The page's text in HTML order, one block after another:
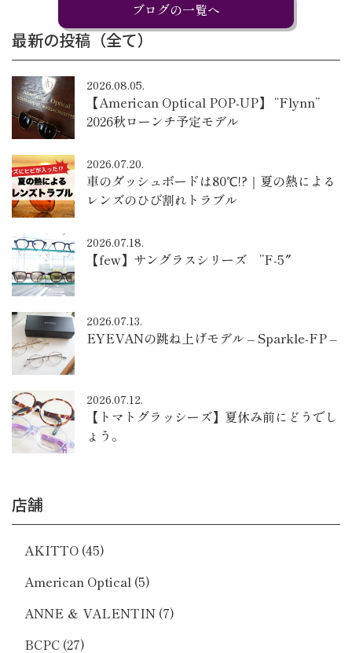
ブログの一覧へ
最新の投稿（全て）
2026.08.05.
【American Optical POP-UP】 “Flynn”
2026秋ローンチ予定モデル
2026.07.20.
車のダッシュボードは80℃!?｜夏の熱による
レンズのひび割れトラブル
2026.07.18.
【few】サングラスシリーズ ”F-5″
2026.07.13.
EYEVANの跳ね上げモデル – Sparkle-FP –
2026.07.12.
【トマトグラッシーズ】夏休み前にどうでし
ょう。
店舗
AKITTO (45)
American Optical (5)
ANNE ＆ VALENTIN (7)
BCPC (27)